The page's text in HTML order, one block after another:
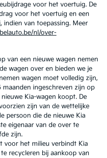
voor het voertuig. De
voor het voertuig en een
van toepassing. Meer
nl/over-
van een nieuwe wagen nemen
wagen over en bieden we je
wagen moet volledig zijn,
ingeschreven zijn op
Kia-wagen koopt. De
zijn van de wettelijke
persoon die de nieuwe Kia
eigenaar van de over te
zijn.
voor het milieu verbindt Kia
recycleren bij aankoop van